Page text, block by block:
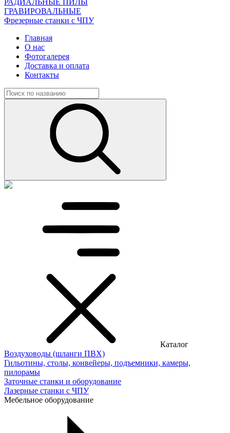
РАДИАЛЬНЫЕ ПИЛЫ
ГРАВИРОВАЛЬНЫЕ
Фрезерные станки с ЧПУ
Главная
О нас
Фотогалерея
Доставка и оплата
Контакты
Каталог
Воздуховоды (шланги ПВХ)
Гильотины, столы, конвейеры, подъемники, камеры,
пилорамы
Заточные станки и оборудование
Лазерные станки с ЧПУ
Мебельное оборудование